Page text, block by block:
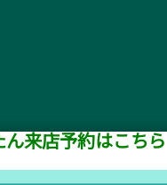
ん来店予約はこちら